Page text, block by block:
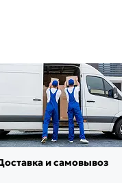
и самовывоз